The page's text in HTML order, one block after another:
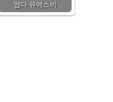
엽다 유에스비